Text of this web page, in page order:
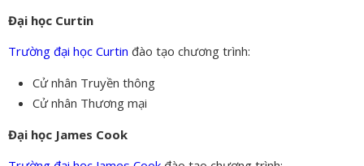
Đại học Curtin
Trường đại học Curtin đào tạo chương trình:
Cử nhân Truyền thông
Cử nhân Thương mại
Đại học James Cook